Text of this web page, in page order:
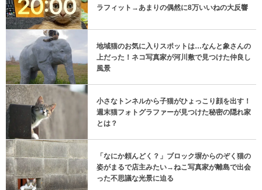
ラフィット→あまりの偶然に8万いいねの大反響
地域猫のお気に入りスポットは…なんと象さんの
上だった！ネコ写真家が河川敷で見つけた仲良し
風景
小さなトンネルから子猫がひょっこり顔を出す！
週末猫フォトグラファーが見つけた秘密の隠れ家
とは？
「なにか頼んどく？」ブロック塀からのぞく猫の
姿がまるで店主みたい→ねこ写真家が離島で出会
った不思議な光景に迫る